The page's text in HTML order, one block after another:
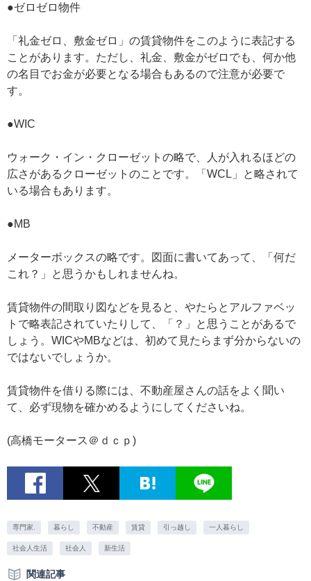
●ゼロゼロ物件
「礼金ゼロ、敷金ゼロ」の賃貸物件をこのように表記する
ことがあります。ただし、礼金、敷金がゼロでも、何か他
の名目でお金が必要となる場合もあるので注意が必要で
す。
●WIC
ウォーク・イン・クローゼットの略で、人が入れるほどの
広さがあるクローゼットのことです。「WCL」と略されて
いる場合もあります。
●MB
メーターボックスの略です。図面に書いてあって、「何だ
これ？」と思うかもしれませんね。
賃貸物件の間取り図などを見ると、やたらとアルファベッ
トで略表記されていたりして、「？」と思うことがあるで
しょう。WICやMBなどは、初めて見たらまず分からないの
ではないでしょうか。
賃貸物件を借りる際には、不動産屋さんの話をよく聞い
て、必ず現物を確かめるようにしてくださいね。
(高橋モータース＠ｄｃｐ)
専門家. 暮らし 不動産 賃貸 引っ越し 一人暮らし
社会人生活 社会人 新生活
関連記事